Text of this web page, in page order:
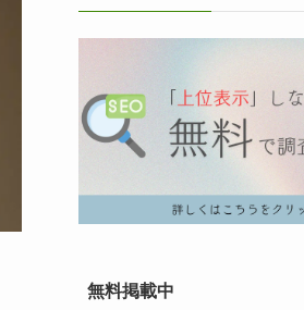
無料掲載中